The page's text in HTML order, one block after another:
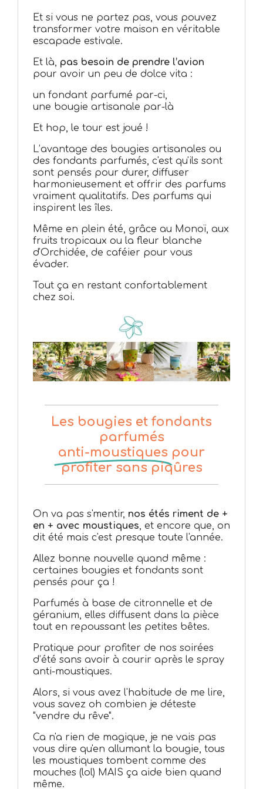
Et si vous ne partez pas, vous pouvez
transformer votre maison en véritable
escapade estivale.
Et là, pas besoin de prendre l’avion
pour avoir un peu de dolce vita :
un fondant parfumé par-ci,
une bougie artisanale par-là
Et hop, le tour est joué !
L’avantage des bougies artisanales ou
des fondants parfumés, c'est qu'ils sont
sont pensés pour durer, diffuser
harmonieusement et offrir des parfums
vraiment qualitatifs. Des parfums qui
inspirent les îles.
Même en plein été, grâce au Monoï, aux
fruits tropicaux ou la fleur blanche
d'Orchidée, de caféier pour vous
évader.
Tout ça en restant confortablement
chez soi.
Les bougies et fondants
parfumés
anti-moustiques pour
profiter sans piqûres
On va pas s'mentir, nos étés riment de +
en + avec moustiques, et encore que, on
dit été mais c'est presque toute l'année.
Allez bonne nouvelle quand même :
certaines bougies et fondants sont
pensés pour ça !
Parfumés à base de citronnelle et de
géranium, elles diffusent dans la pièce
tout en repoussant les petites bêtes.
Pratique pour profiter de nos soirées
d’été sans avoir à courir après le spray
anti-moustiques.
Alors, si vous avez l'habitude de me lire,
vous savez oh combien je déteste
"vendre du rêve".
Ca n'a rien de magique, je ne vais pas
vous dire qu'en allumant la bougie, tous
les moustiques tombent comme des
mouches (lol) MAIS ça aide bien quand
même.